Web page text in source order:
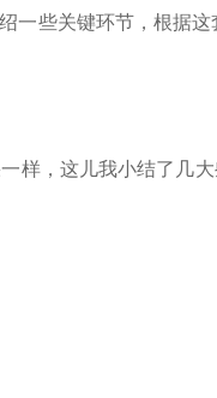
一些关键环节，根据
样，这儿我小结了几